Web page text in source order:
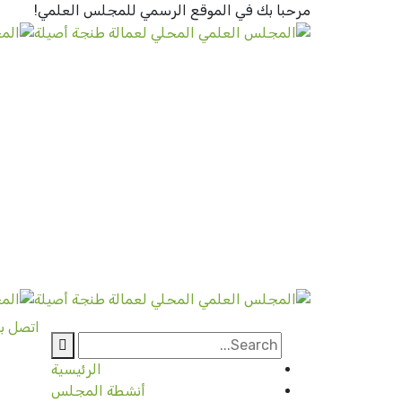
مرحبا بك في الموقع الرسمي للمجلس العلمي!
الرئيسية
أنشطة المجلس
اتصل